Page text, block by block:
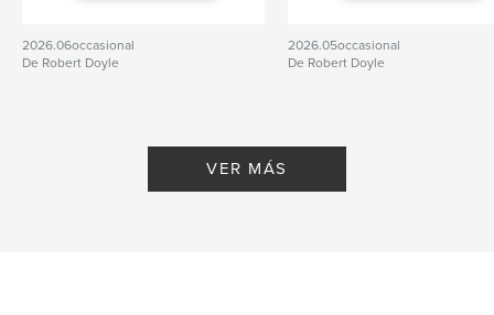
2026.06occasional
De Robert Doyle
2026.05occasional
De Robert Doyle
VER MÁS